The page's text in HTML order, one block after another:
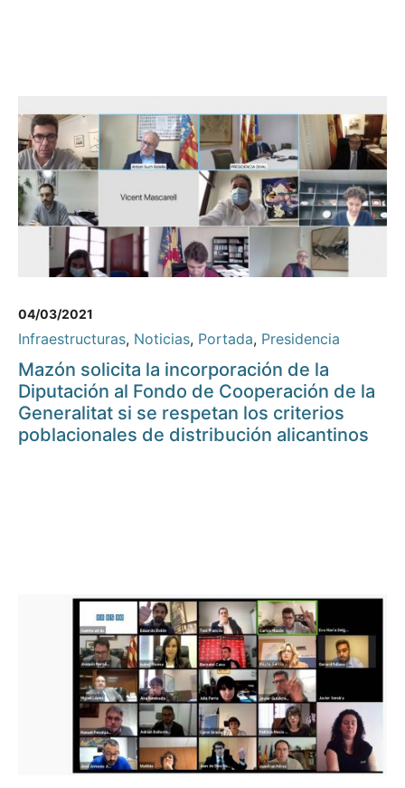
04/03/2021
Infraestructuras, Noticias, Portada, Presidencia
Mazón solicita la incorporación de la
Diputación al Fondo de Cooperación de la
Generalitat si se respetan los criterios
poblacionales de distribución alicantinos